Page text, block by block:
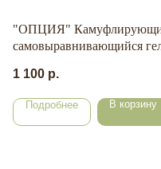
"ОПЦИЯ"
самовыравнивающийся
1 100 р.
Подробнее В корзину